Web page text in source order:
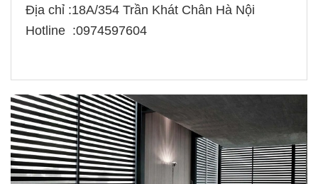
Địa chỉ :18A/354 Trần Khát Chân Hà Nội
Hotline :0974597604